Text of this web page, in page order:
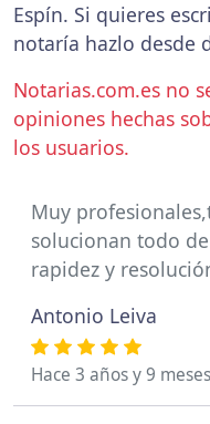
Espín. Si quieres
notaría hazlo desde
Notarias.com.es no
opiniones hechas
los usuarios.
Muy
solucionan todo
rapidez y
Antonio Leiva
Hace 3 años y 9 meses